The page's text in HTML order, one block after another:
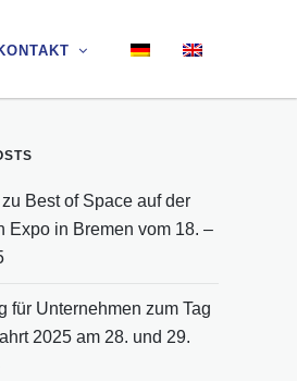
Best of Space auf der
Expo in Bremen vom 18. –
für Unternehmen zum Tag
2025 am 28. und 29.